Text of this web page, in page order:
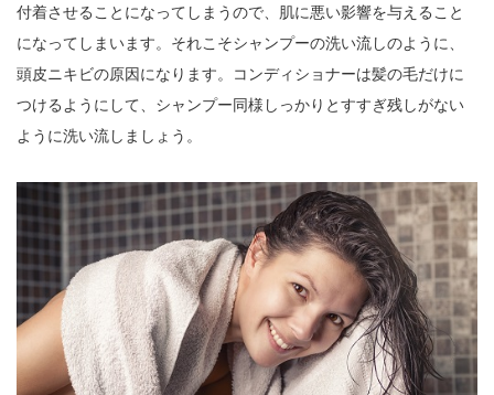
付着させることになってしまうので、肌に悪い影響を与えること
になってしまいます。それこそシャンプーの洗い流しのように、
頭皮ニキビの原因になります。コンディショナーは髪の毛だけに
つけるようにして、シャンプー同様しっかりとすすぎ残しがない
ように洗い流しましょう。